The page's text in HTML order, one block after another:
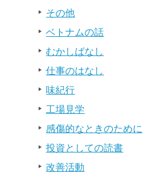
その他
ベトナムの話
むかしばなし
仕事のはなし
味紀行
工場見学
感傷的なときのために
投資としての読書
改善活動